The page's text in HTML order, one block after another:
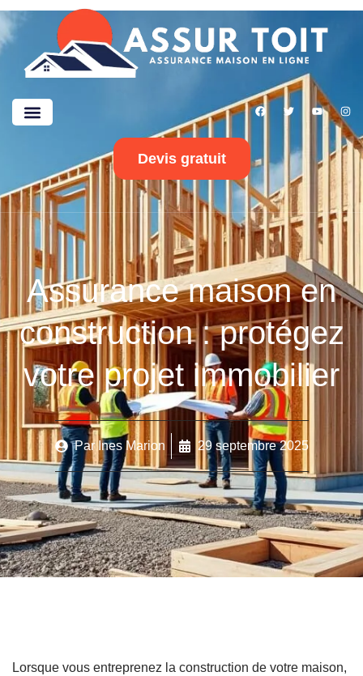
Devis gratuit
Assurance maison en
construction : protégez
votre projet immobilier
ParInes Marion 29 septembre 2025
Lorsque vous entreprenez la construction de votre maison,